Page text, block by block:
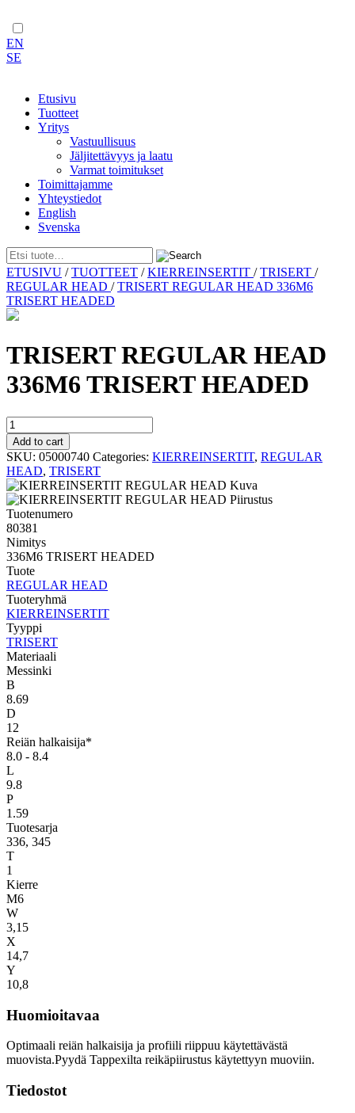
EN
SE
Etusivu
Tuotteet
Yritys
Vastuullisuus
Jäljitettävyys ja laatu
Varmat toimitukset
Toimittajamme
Yhteystiedot
English
Svenska
Skip
to
content
ETUSIVU /TUOTTEET /KIERREINSERTIT /TRISERT /
REGULAR HEAD /TRISERT REGULAR HEAD 336M6
TRISERT HEADED
TRISERT REGULAR HEAD
336M6 TRISERT HEADED
TRISERT
REGULAR
HEAD
336M6
TRISERT
HEADED
quantity
Add to cart
SKU: 05000740 Categories: KIERREINSERTIT, REGULAR
HEAD, TRISERT
Tuotenumero
80381
Nimitys
336M6 TRISERT HEADED
Tuote
REGULAR HEAD
Tuoteryhmä
KIERREINSERTIT
Tyyppi
TRISERT
Materiaali
Messinki
B
8.69
D
12
Reiän halkaisija*
8.0 - 8.4
L
9.8
P
1.59
Tuotesarja
336, 345
T
1
Kierre
M6
W
3,15
X
14,7
Y
10,8
Huomioitavaa
Optimaali reiän halkaisija ja profiili riippuu käytettävästä
muovista.Pyydä Tappexilta reikäpiirustus käytettyyn muoviin.
Tiedostot